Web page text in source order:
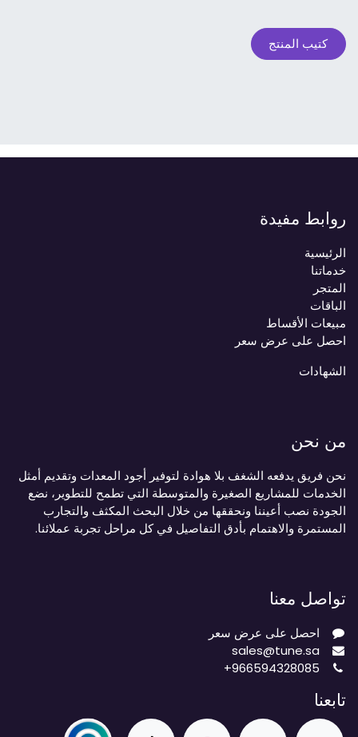
كتيب المنتج
روابط مفيدة
الرئيسية
خدماتنا
المتجر
الباقات
مبيعات الأقساط
احصل على عرض سعر
الشهادات
من نحن
نحن فريق يدفعه الشغف بلا هوادة لتوفير أجود المعدات وتقديم أمثل
الخدمات للمشاريع الصغيرة والمتوسطة التي تطمح للتطوير، نضع
الجودة نصب أعيننا ونحققها من خلال البحث المكثف والتجارب
المستمرة والاهتمام بأدق التفاصيل في كل مراحل تجربة عملائنا.
تواصل معنا
احصل على عرض سعر
sales@tune.sa
+966594328085
تابعنا